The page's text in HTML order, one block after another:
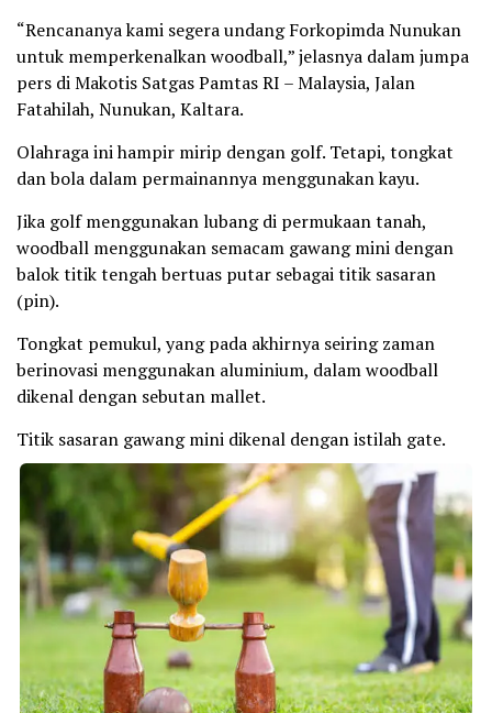
“Rencananya kami segera undang Forkopimda Nunukan
untuk memperkenalkan woodball,” jelasnya dalam jumpa
pers di Makotis Satgas Pamtas RI – Malaysia, Jalan
Fatahilah, Nunukan, Kaltara.
Olahraga ini hampir mirip dengan golf. Tetapi, tongkat
dan bola dalam permainannya menggunakan kayu.
Jika golf menggunakan lubang di permukaan tanah,
woodball menggunakan semacam gawang mini dengan
balok titik tengah bertuas putar sebagai titik sasaran
(pin).
Tongkat pemukul, yang pada akhirnya seiring zaman
berinovasi menggunakan aluminium, dalam woodball
dikenal dengan sebutan mallet.
Titik sasaran gawang mini dikenal dengan istilah gate.